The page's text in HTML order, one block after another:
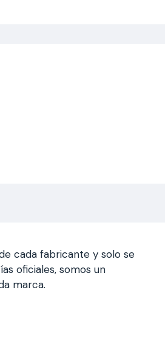
cada fabricante y solo se
oficiales, somos un
marca.